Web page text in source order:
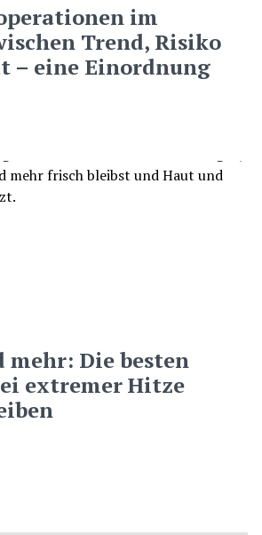
im
Trend, Risiko
– eine Einordnung
mehr: Die besten
extremer Hitze